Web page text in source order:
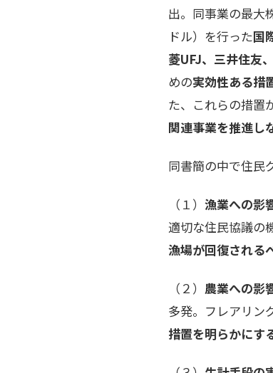
出。同事業の最大
ドル）を行った国
菱UFJ、三井住友
めの実効性ある措
た、これらの措置
関連事業を推進し
同書簡の中で住民
（１） 漁業への影
適切な住民協議の
漁場が回復される
（２） 農業への影
多発。フレアリン
措置を明らかにす